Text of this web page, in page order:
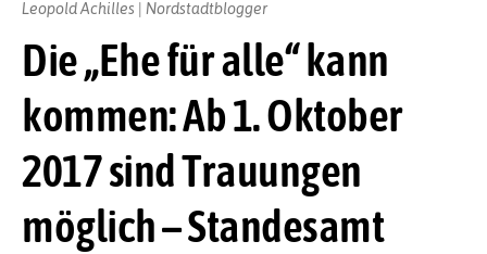
Die „Ehe für alle“ kann
kommen: Ab 1. Oktober
2017 sind Trauungen
möglich – Standesamt
Leopold Achilles | Nordstadtblogger